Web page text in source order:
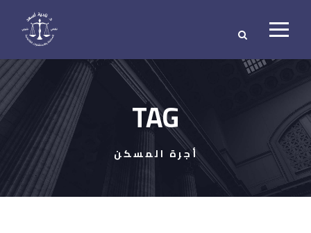
TAG
أجرة المسكن